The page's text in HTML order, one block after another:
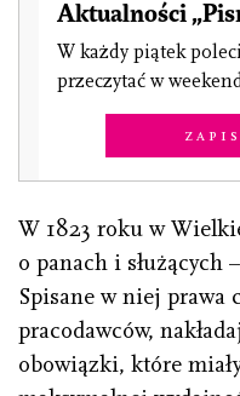
Aktualności
W każdy piątek
przeczytać w
W 1823 roku w
o panach i służących
Spisane w niej prawa
pracodawców,
obowiązki, które